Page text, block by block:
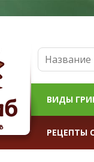
ВИДЫ
РЕЦЕПТЫ